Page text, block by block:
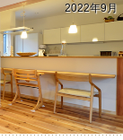
2022年9月